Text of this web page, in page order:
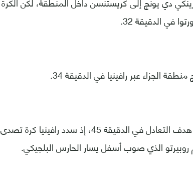
في الدقيقة 32.
الجزاء عبر رافينيا في الدقيقة 34.
ونجح سيرجي روبرتو لاعب برشلونة، في تسجيل هدف التعادل في الدقيقة 45، إذ سدد رافينيا كرة تصدى
روبيرتو الذي صوب أسفل يسار الحارس البلجيكي.